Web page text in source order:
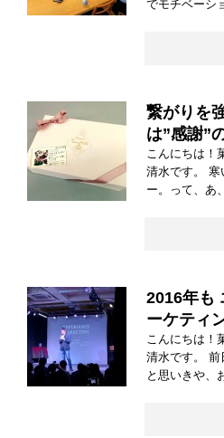
でモチベーシ
繋がりを
は”感謝”
こんにちは！
清水です。 寒
ー。って、あ
2016年も
ーケティ
こんにちは！
清水です。 前
と思いきや、